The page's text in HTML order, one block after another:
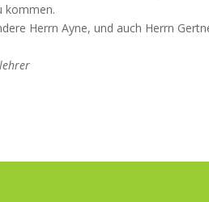
kommen.
Herrn Ayne, und auch Herrn